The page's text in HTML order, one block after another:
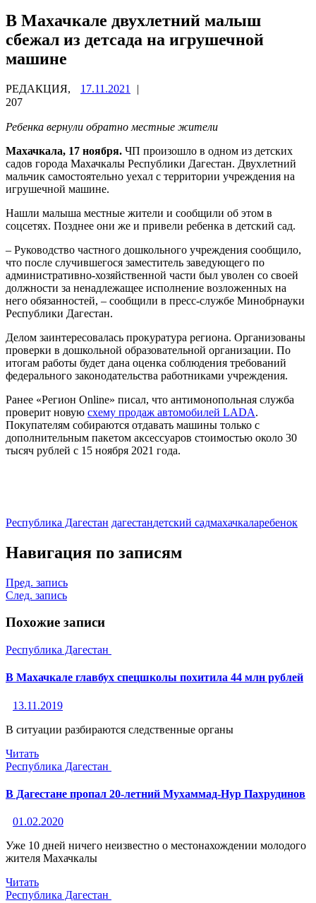
В Махачкале двухлетний малыш
сбежал из детсада на игрушечной
машине
РЕДАКЦИЯ, 17.11.2021
|
207
Ребенка вернули обратно местные жители
Махачкала, 17 ноября. ЧП произошло в одном из детских
садов города Махачкалы Республики Дагестан. Двухлетний
мальчик самостоятельно уехал с территории учреждения на
игрушечной машине.
Нашли малыша местные жители и сообщили об этом в
соцсетях. Позднее они же и привели ребенка в детский сад.
– Руководство частного дошкольного учреждения сообщило,
что после случившегося заместитель заведующего по
административно-хозяйственной части был уволен со своей
должности за ненадлежащее исполнение возложенных на
него обязанностей, – сообщили в пресс-службе Минобрнауки
Республики Дагестан.
Делом заинтересовалась прокуратура региона. Организованы
проверки в дошкольной образовательной организации. По
итогам работы будет дана оценка соблюдения требований
федерального законодательства работниками учреждения.
Ранее «Регион Online» писал, что антимонопольная служба
проверит новую схему продаж автомобилей LADA.
Покупателям собираются отдавать машины только с
дополнительным пакетом аксессуаров стоимостью около 30
тысяч рублей с 15 ноября 2021 года.
Республика Дагестан дагестандетский садмахачкаларебенок
Навигация по записям
Пред. запись
След. запись
Похожие записи
Республика Дагестан
В Махачкале главбух спецшколы похитила 44 млн рублей
13.11.2019
В ситуации разбираются следственные органы
Читать
Республика Дагестан
В Дагестане пропал 20-летний Мухаммад-Нур Пахрудинов
01.02.2020
Уже 10 дней ничего неизвестно о местонахождении молодого
жителя Махачкалы
Читать
Республика Дагестан